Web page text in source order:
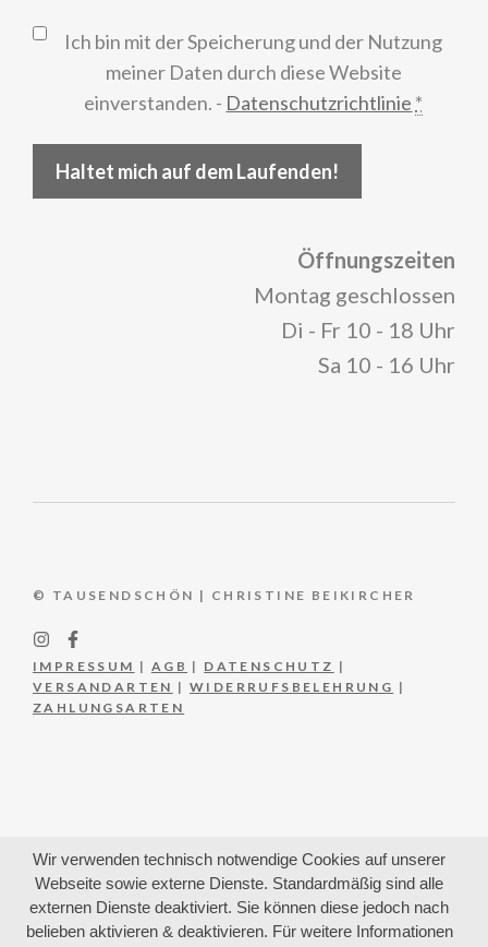
Ich bin mit der Speicherung und der Nutzung
meiner Daten durch diese Website
einverstanden. - Datenschutzrichtlinie *
Haltet mich auf dem Laufenden!
Öffnungszeiten
Montag geschlossen
Di - Fr 10 - 18 Uhr
Sa 10 - 16 Uhr
© TAUSENDSCHÖN | CHRISTINE BEIKIRCHER
IMPRESSUM | AGB | DATENSCHUTZ |
VERSANDARTEN |WIDERRUFSBELEHRUNG |
ZAHLUNGSARTEN
Wir verwenden technisch notwendige Cookies auf unserer
Webseite sowie externe Dienste. Standardmäßig sind alle
externen Dienste deaktiviert. Sie können diese jedoch nach
belieben aktivieren & deaktivieren. Für weitere Informationen